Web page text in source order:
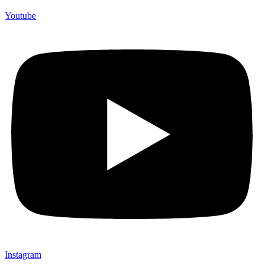
Youtube
Instagram